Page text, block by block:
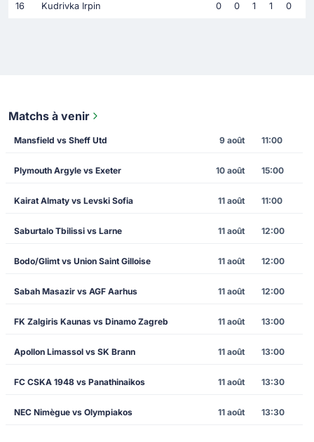
16 Kudrivka Irpin 0 0 1 1 0
Matchs à venir
Mansfield vs Sheff Utd 9 août 11:00
Plymouth Argyle vs Exeter 10 août 15:00
Kairat Almaty vs Levski Sofia 11 août 11:00
Saburtalo Tbilissi vs Larne 11 août 12:00
Bodo/Glimt vs Union Saint Gilloise 11 août 12:00
Sabah Masazir vs AGF Aarhus 11 août 12:00
FK Zalgiris Kaunas vs Dinamo Zagreb 11 août 13:00
Apollon Limassol vs SK Brann 11 août 13:00
FC CSKA 1948 vs Panathinaikos 11 août 13:30
NEC Nimègue vs Olympiakos 11 août 13:30